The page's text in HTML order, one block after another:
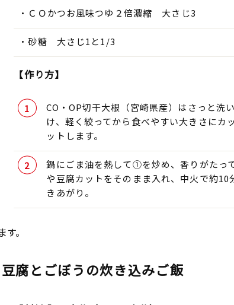
ＣＯかつお風味つゆ２倍濃縮 大さじ3
砂糖 大さじ1と1/3
【作り方】
CO・OP切干大根（宮崎県産）はさっと洗
け、軽く絞ってから食べやすい大きさにカ
ットします。
鍋にごま油を熱して①を炒め、香りがたっ
や豆腐カットをそのまま入れ、中火で約
きあがり。
。
腐とごぼうの炊き込みご飯